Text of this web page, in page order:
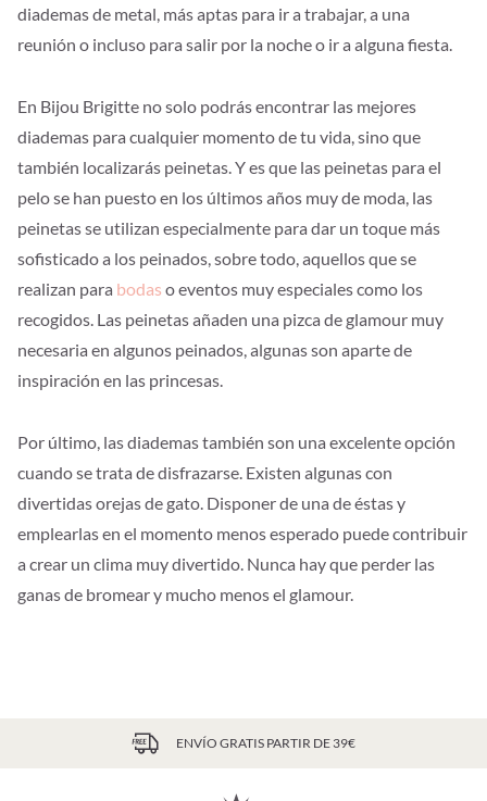
diademas de metal, más aptas para ir a trabajar, a una
reunión o incluso para salir por la noche o ir a alguna fiesta.
En Bijou Brigitte no solo podrás encontrar las mejores
diademas para cualquier momento de tu vida, sino que
también localizarás peinetas. Y es que las peinetas para el
pelo se han puesto en los últimos años muy de moda, las
peinetas se utilizan especialmente para dar un toque más
sofisticado a los peinados, sobre todo, aquellos que se
realizan para bodas o eventos muy especiales como los
recogidos. Las peinetas añaden una pizca de glamour muy
necesaria en algunos peinados, algunas son aparte de
inspiración en las princesas.
Por último, las diademas también son una excelente opción
cuando se trata de disfrazarse. Existen algunas con
divertidas orejas de gato. Disponer de una de éstas y
emplearlas en el momento menos esperado puede contribuir
a crear un clima muy divertido. Nunca hay que perder las
ganas de bromear y mucho menos el glamour.
ENVÍO GRATIS PARTIR DE 39€